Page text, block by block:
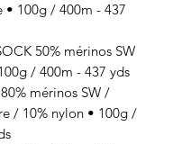
• 100g / 400m - 437
50% mérinos SW
/ 400m - 437 yds
mérinos SW /
/ 10% nylon • 100g /